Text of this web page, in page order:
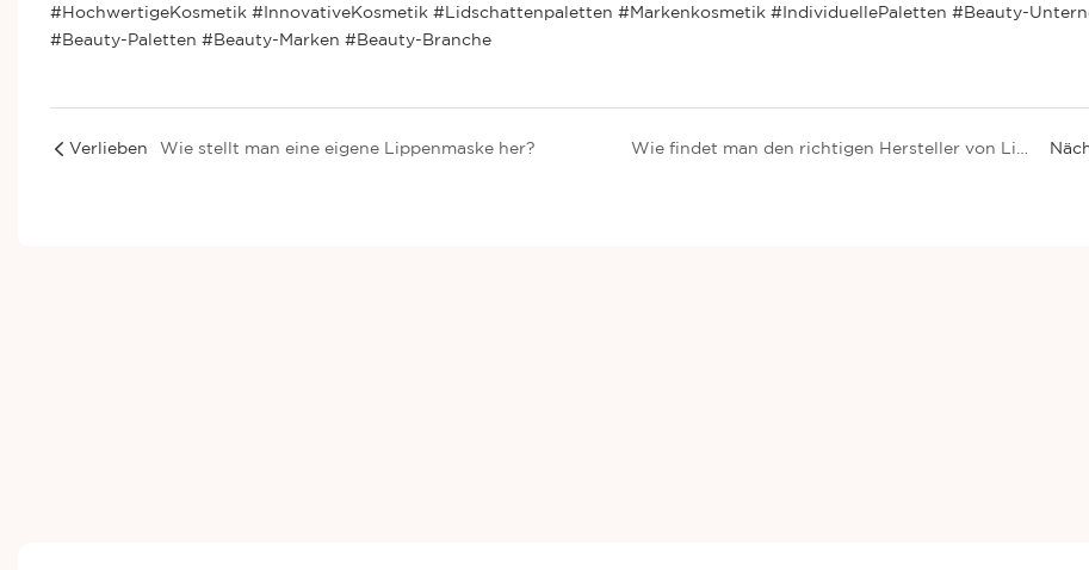
#HochwertigeKosmetik #InnovativeKosmetik #Lidschattenpaletten #Markenkosmetik #IndividuellePaletten #Beauty-
#Beauty-Paletten #Beauty-Marken #Beauty-Branche
Verlieben Wie stellt man eine eigene Lippenmaske her?